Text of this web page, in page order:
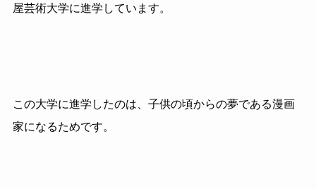
屋芸術大学に進学しています。
この大学に進学したのは、子供の頃からの夢である漫画
家になるためです。